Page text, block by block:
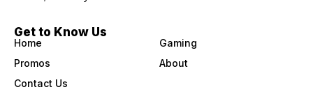
Get to Know Us
Home
Gaming
Promos
About
Contact Us